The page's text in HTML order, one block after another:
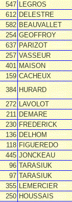
547 LEGROS
612 DELESTRE
582 BEAUVALLET
254 GEOFFROY
637 PARIZOT
257 VASSEUR
401 MAISON
159 CACHEUX
384 HURARD
272 LAVOLOT
211 DEMARE
230 FREDERICK
136 DELHOM
118 FIGUEREDO
445 JONCKEAU
96 TARASIUK
97 TARASIUK
355 LEMERCIER
250 HOUSSAIS